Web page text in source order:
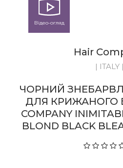
Відео-огляд
Hair
| ITALY |
ЧОРНИЙ
ДЛЯ КРИЖАНОГО
COMPANY
BLOND BLACK